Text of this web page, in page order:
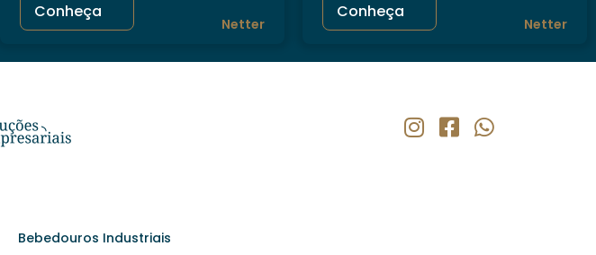
Conheça
Netter
Conheça
Netter
Bebedouros Industriais